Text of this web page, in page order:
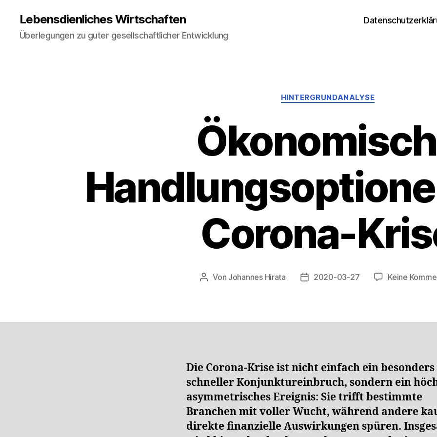
Lebensdienliches Wirtschaften
Überlegungen zu guter gesellschaftlicher Entwicklung
Kategorien
HINTERGRUNDANALYSE
Corona-
Beitragsautor
Von Johannes Hirata Veröffentlichungsdatum
2020-03-27 Keine
Die Corona-Krise ist nicht einfach ein besonders
schneller Konjunktureinbruch, sondern ein
asymmetrisches Ereignis: Sie trifft bestimmte
Branchen mit voller Wucht, während andere
direkte finanzielle Auswirkungen spüren.